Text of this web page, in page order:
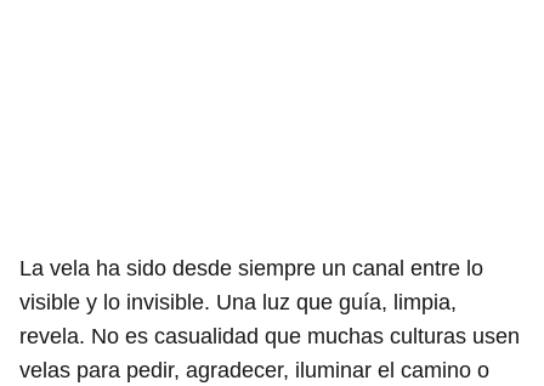
La vela ha sido desde siempre un canal entre lo
visible y lo invisible. Una luz que guía, limpia,
revela. No es casualidad que muchas culturas usen
velas para pedir, agradecer, iluminar el camino o